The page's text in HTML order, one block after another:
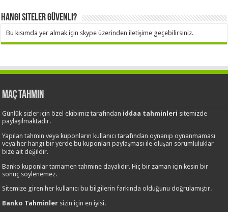
Hangi Siteler Güvenli?
Bu kısımda yer almak için skype üzerinden iletişime geçebilirsiniz.
Maç Tahmin
Günlük sizler için özel ekibimiz tarafından iddaa tahminleri sitemizde
paylaşılmaktadır.
Yapılan tahmin veya kuponların kullanıcı tarafından oynanıp oynanmaması
veya her hangi bir yerde bu kuponları paylaşması ile oluşan sorumluluklar
bize ait değildir.
Banko kuponlar tamamen tahmine dayalıdır. Hiç bir zaman için kesin bir
sonuç söylenemez.
Sitemize giren her kullanıcı bu bilgilerin farkında olduğunu doğrulamıştır.
Banko Tahminler sizin için en iyisi.